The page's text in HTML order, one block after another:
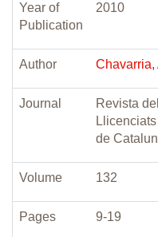
Year of
Publication
2010
Author Chavarria,
Journal
Revista
de
Volume 132
Pages 9-19